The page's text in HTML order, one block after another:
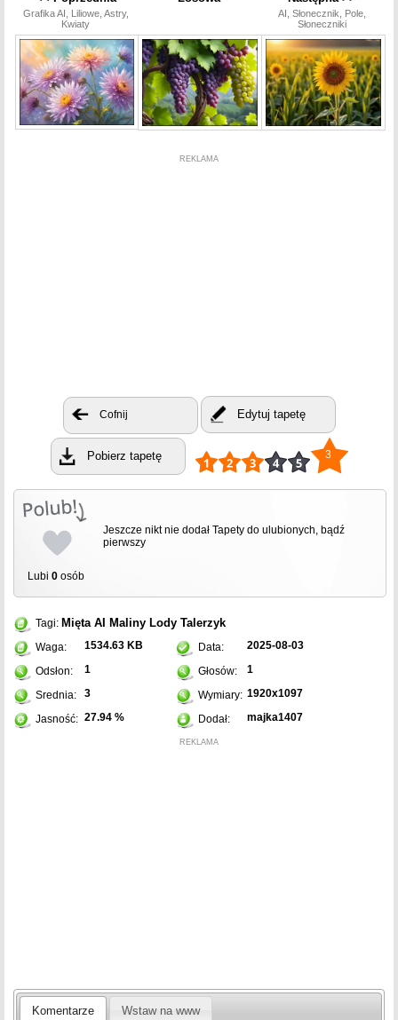
Grafika AI, Liliowe, Astry,
Kwiaty
AI, Słonecznik, Pole,
Słoneczniki
REKLAMA
Cofnij Edytuj tapetę
Pobierz tapetę 3
Lubi 0 osób
Jeszcze nikt nie dodał Tapety do ulubionych, bądź
pierwszy
Tagi: Mięta AI Maliny Lody Talerzyk
Waga: 1534.63 KB Data: 2025-08-03
Odsłon: 1 Głosów: 1
Srednia: 3 Wymiary: 1920x1097
Jasność: 27.94 % Dodał: majka1407
REKLAMA
Komentarze Wstaw na www